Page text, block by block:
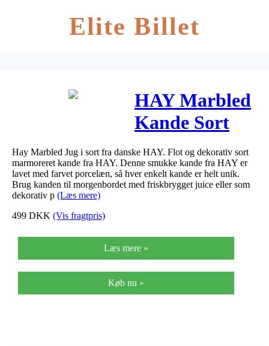
Elite Billet
HAY Marbled
Kande Sort
Hay Marbled Jug i sort fra danske HAY. Flot og dekorativ sort
marmoreret kande fra HAY. Denne smukke kande fra HAY er
lavet med farvet porcelæn, så hver enkelt kande er helt unik.
Brug kanden til morgenbordet med friskbrygget juice eller som
dekorativ p (Læs mere)
499 DKK (Vis fragtpris)
Læs mere »
Køb nu »